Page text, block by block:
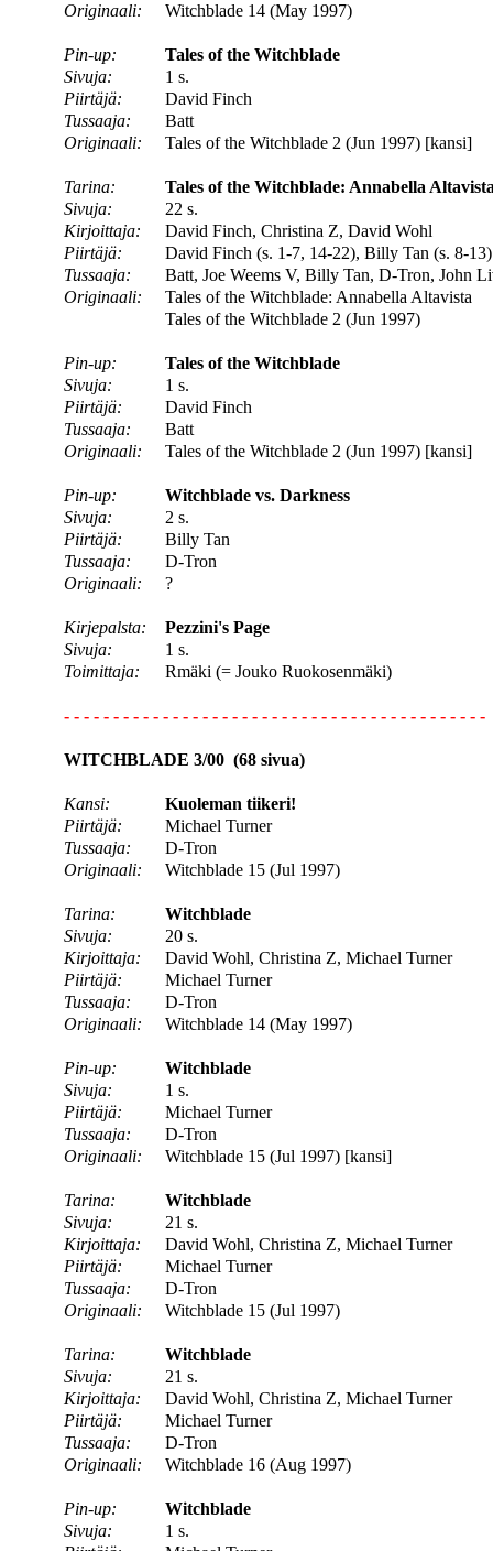
Originaali:
Witchblade 14 (May 1997)
Pin-up:
Tales of the Witchblade
Sivuja:
1 s.
Piirtäjä:
David Finch
Tussaaja:
Batt
Originaali:
Tales of the Witchblade 2 (Jun 1997) [kansi]
Tarina:
Tales of the Witchblade: Annabella
Sivuja:
22 s.
Kirjoittaja:
David Finch, Christina Z, David Wohl
Piirtäjä:
David Finch (s. 1-7, 14-22), Billy Tan (s. 8-13)
Tussaaja:
Batt, Joe Weems V, Billy Tan, D-Tron, John
Originaali:
Tales of the Witchblade: Annabella Altavista
Tales of the Witchblade 2 (Jun 1997)
Pin-up:
Tales of the Witchblade
Sivuja:
1 s.
Piirtäjä:
David Finch
Tussaaja:
Batt
Originaali:
Tales of the Witchblade 2 (Jun 1997) [kansi]
Pin-up:
Witchblade vs. Darkness
Sivuja:
2 s.
Piirtäjä:
Billy Tan
Tussaaja:
D-Tron
Originaali:
?
Kirjepalsta:
Pezzini's Page
Sivuja:
1 s.
Toimittaja:
Rmäki (= Jouko Ruokosenmäki)
- - - - - - - - - - - - - - - - - - - - - - - - - - - - - - - - - - - - - - - - - - -
WITCHBLADE 3/00 (68 sivua)
Kansi:
Kuoleman tiikeri!
Piirtäjä:
Michael Turner
Tussaaja:
D-Tron
Originaali:
Witchblade 15 (Jul 1997)
Tarina:
Witchblade
Sivuja:
20 s.
Kirjoittaja:
David Wohl, Christina Z, Michael Turner
Piirtäjä:
Michael Turner
Tussaaja:
D-Tron
Originaali:
Witchblade 14 (May 1997)
Pin-up:
Witchblade
Sivuja:
1 s.
Piirtäjä:
Michael Turner
Tussaaja:
D-Tron
Originaali:
Witchblade 15 (Jul 1997) [kansi]
Tarina:
Witchblade
Sivuja:
21 s.
Kirjoittaja:
David Wohl, Christina Z, Michael Turner
Piirtäjä:
Michael Turner
Tussaaja:
D-Tron
Originaali:
Witchblade 15 (Jul 1997)
Tarina:
Witchblade
Sivuja:
21 s.
Kirjoittaja:
David Wohl, Christina Z, Michael Turner
Piirtäjä:
Michael Turner
Tussaaja:
D-Tron
Originaali:
Witchblade 16 (Aug 1997)
Pin-up:
Witchblade
Sivuja:
1 s.